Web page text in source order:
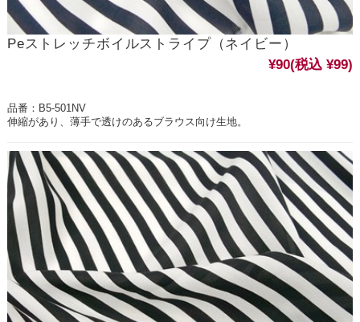
Peストレッチボイルストライプ（ネイビー）
¥90(税込 ¥99)
品番：B5-501NV
伸縮があり、薄手で透けのあるブラウス向け生地。